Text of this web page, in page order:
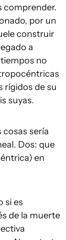
comprender.
por un
construir
a
no
rígidos de su
suyas.
cosas sería
Dos: que
en
si es
de la muerte